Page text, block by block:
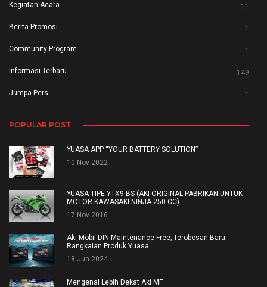
Kegiatan Acara 11
Berita Promosi 1
Community Program 1
Informasi Terbaru 149
Jumpa Pers 1
POPULAR POST
YUASA APP “YOUR BATTERY SOLUTION”
10 Nov 2022
YUASA TIPE YTX9-BS (AKI ORIGINAL PABRIKAN UNTUK
MOTOR KAWASAKI NINJA 250 CC)
17 Nov 2016
Aki Mobil DIN Maintenance Free; Terobosan Baru
Rangkaian Produk Yuasa
18 Jun 2024
Mengenal Lebih Dekat Aki MF